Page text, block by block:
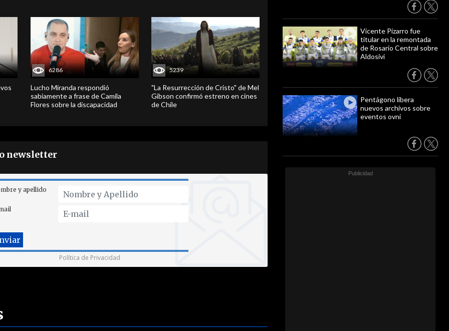
Vicente Pizarro fue
titular en la remontada
de Rosario Central sobre
Aldosivi
Pentágono libera
nuevos archivos sobre
eventos ovni
6286
Lucho Miranda respondió
sabiamente a frase de Camila
Flores sobre la discapacidad
5239
"La Resurrección de Cristo" de Mel
Gibson confirmó estreno en cines
de Chile
newsletter
y apellido
Política de Privacidad